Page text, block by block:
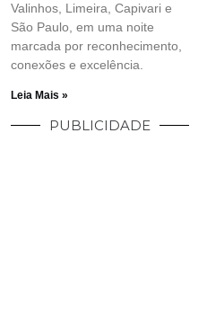
Valinhos, Limeira, Capivari e
São Paulo, em uma noite
marcada por reconhecimento,
conexões e excelência.
Leia Mais »
PUBLICIDADE